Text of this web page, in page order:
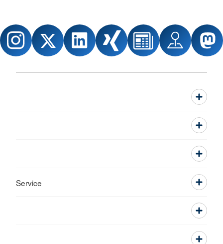
Service